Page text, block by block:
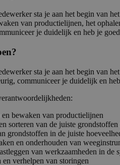
sta je aan het begin van
van productielijnen, het
je duidelijk en heb je
sta je aan het begin van
communiceer je duidelijk en
en bewaken van productielijnen
sorteren van de juiste
grondstoffen in de juiste
en onderhouden van
van werkzaamheden in de
en verhelpen van storingen